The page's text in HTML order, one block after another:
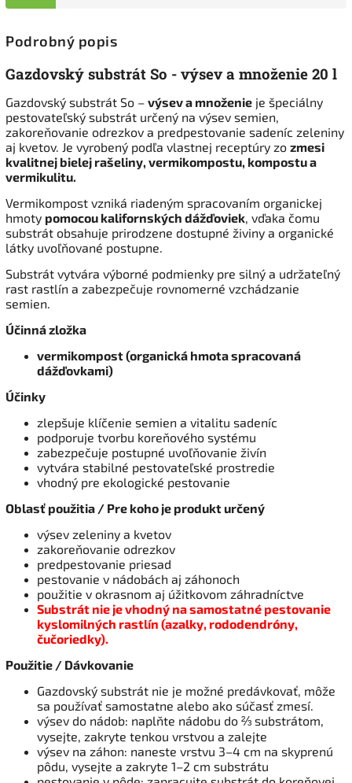
Podrobný popis
Gazdovský substrát So - výsev a množenie 20 l
Gazdovský substrát So – výsev a množenie je špeciálny
pestovateľský substrát určený na výsev semien,
zakoreňovanie odrezkov a predpestovanie sadeníc zeleniny
aj kvetov. Je vyrobený podľa vlastnej receptúry zo zmesi
kvalitnej bielej rašeliny, vermikompostu, kompostu a
vermikulitu.
Vermikompost vzniká riadeným spracovaním organickej
hmoty pomocou kalifornských dážďoviek, vďaka čomu
substrát obsahuje prirodzene dostupné živiny a organické
látky uvoľňované postupne.
Substrát vytvára výborné podmienky pre silný a udržateľný
rast rastlín a zabezpečuje rovnomerné vzchádzanie
semien.
Účinná zložka
vermikompost (organická hmota spracovaná
dážďovkami)
Účinky
zlepšuje klíčenie semien a vitalitu sadeníc
podporuje tvorbu koreňového systému
zabezpečuje postupné uvoľňovanie živín
vytvára stabilné pestovateľské prostredie
vhodný pre ekologické pestovanie
Oblasť použitia / Pre koho je produkt určený
výsev zeleniny a kvetov
zakoreňovanie odrezkov
predpestovanie priesad
pestovanie v nádobách aj záhonoch
použitie v okrasnom aj úžitkovom záhradníctve
Substrát nie je vhodný na samostatné pestovanie
kyslomilných rastlín (azalky, rododendróny,
čučoriedky).
Použitie / Dávkovanie
Gazdovský substrát nie je možné predávkovať, môže
sa používať samostatne alebo ako súčasť zmesí.
výsev do nádob: naplňte nádobu do ⅔ substrátom,
vysejte, zakryte tenkou vrstvou a zalejte
výsev na záhon: naneste vrstvu 3–4 cm na skyprenú
pôdu, vysejte a zakryte 1–2 cm substrátu